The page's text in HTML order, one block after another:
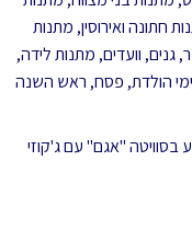
חתונה ואירוסין, מתנות
גנים, וועדים, מתנות לידה,
הולדת, פסח, ראש השנה
באמצע שבוע בסוויטה "אגם" עם ג'קוזי